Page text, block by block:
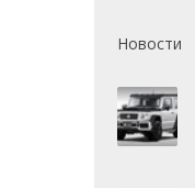
Новости